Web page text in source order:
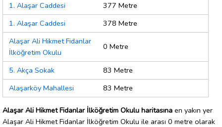
1. Alaşar Caddesi
377 Metre
1. Alaşar Caddesi
378 Metre
Alaşar Ali Hikmet Fidanlar
İlköğretim Okulu
0 Metre
5. Akça Sokak
83 Metre
Alaşarköy Mahallesi
83 Metre
Alaşar Ali Hikmet Fidanlar İlköğretim Okulu haritasına en yakın yer
Alaşar Ali Hikmet Fidanlar İlköğretim Okulu ile arası 0 metre olarak